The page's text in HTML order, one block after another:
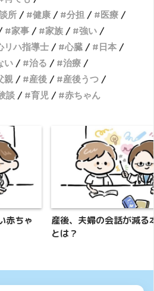
所
健康 分担
医療
家事 家族
強い
リハ指導士 心臓
日本
い 治る
治療
親 産後
産後うつ
談 育児 赤ちゃん
赤ちゃ
産後、夫婦の会話が減る
とは？